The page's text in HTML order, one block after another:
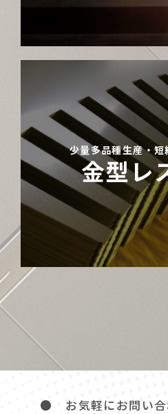
少量多品種生産・
金型レ
● お気軽にお問い